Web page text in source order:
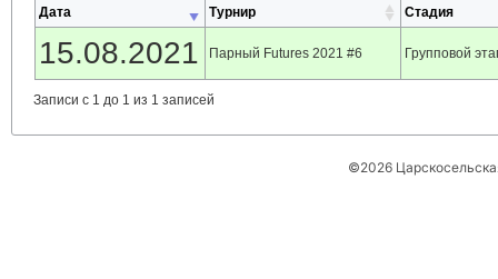
Дата Турнир Стадия
15.08.2021 Парный Futures 2021 #6 Групповой
Записи с 1 до 1 из 1 записей
©2026